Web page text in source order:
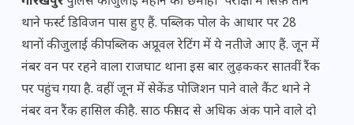
थाने फर्स्ट डिविजन पास हुए हैं. पब्लिक पोल के आधार पर 28
थानों की जुलाई की पब्लिक अप्रूवल रेटिंग में ये नतीजे आए हैं. जून में
नंबर वन पर रहने वाला राजघाट थाना इस बार लुढ़ककर सातवीं रैंक
पर पहुंच गया है. वहीं जून में सेकेंड पोजिशन पाने वाले कैंट थाने ने
नंबर वन रैंक हासिल की है. साठ फीसद से अधिक अंक पाने वाले दो